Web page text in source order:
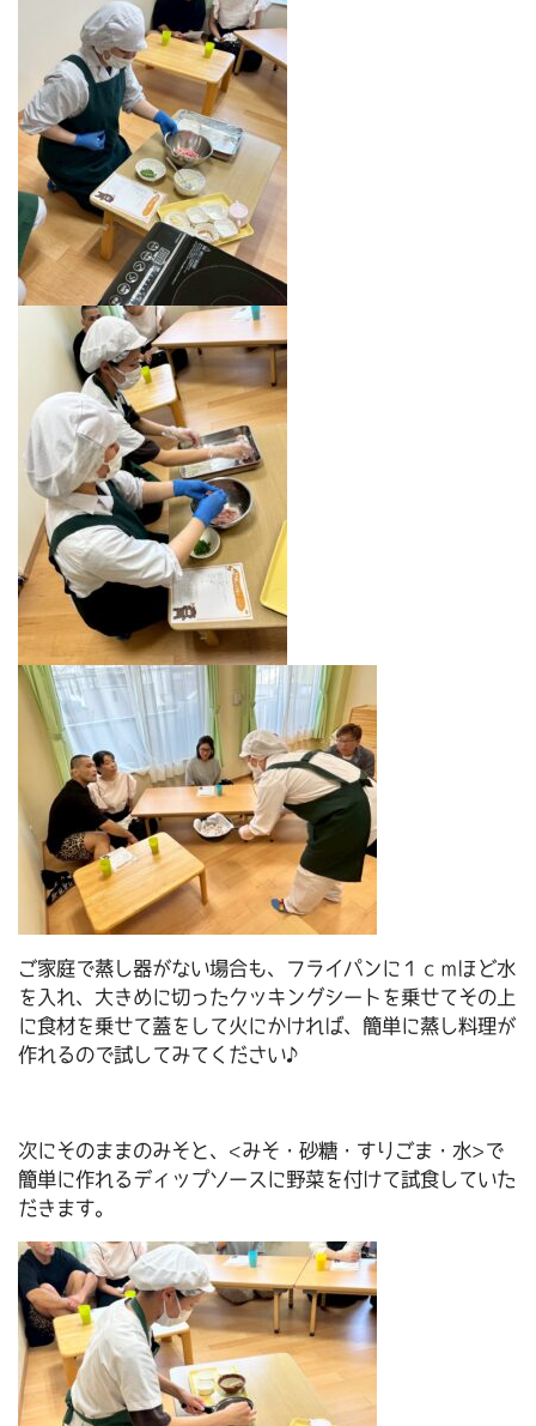
ご家庭で蒸し器がない場合も、フライパンに１ｃｍほど水
を入れ、大きめに切ったクッキングシートを乗せてその上
に食材を乗せて蓋をして火にかければ、簡単に蒸し料理が
作れるので試してみてください♪
次にそのままのみそと、<みそ・砂糖・すりごま・水>で
簡単に作れるディップソースに野菜を付けて試食していた
だきます。